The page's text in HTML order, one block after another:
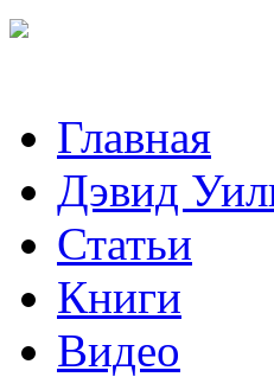
Главная
Дэвид
Статьи
Книги
Видео